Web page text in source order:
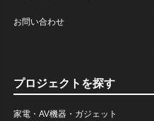
お問い合わせ
プロジェクトを探す
家電・AV機器・ガジェット